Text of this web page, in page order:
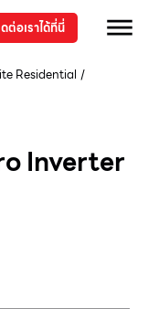
ต่อเราได้ที่นี่
Residential /
Inverter